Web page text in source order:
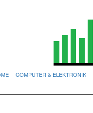
COMPUTER & ELEKTRONIK